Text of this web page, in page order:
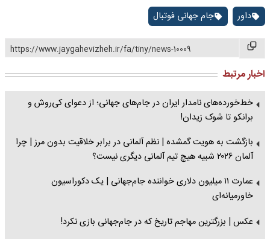
داور جام جهانی فوتبال
https://www.jaygahevizheh.ir/fa/tiny/news-10009
اخبار مرتبط
خط‌خورده‌های نامدار ایران در جام‌های جهانی؛ از دعوای کی‌روش و
برانکو تا شوک زیدان!
بازگشت به هویت گمشده | نظم آلمانی در برابر خلاقیت بدون مرز | چرا
آلمان ۲۰۲۶ شبیه هیچ تیم آلمانی دیگری نیست؟
عمارت ۱۱ میلیون دلاری خواننده جام‌جهانی | یک دکوراسیون
خاورمیانه‌ای
عکس | بزرگترین مهاجم تاریخ که در جام‌جهانی بازی نکرد!